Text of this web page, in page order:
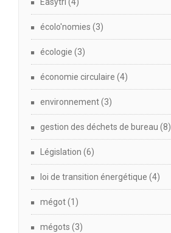
Easytri (4)
écolo'nomies (3)
écologie (3)
économie circulaire (4)
environnement(3)
gestion des déchets de bureau (8)
Législation (6)
loi de transition énergétique (4)
mégot(1)
mégots (3)